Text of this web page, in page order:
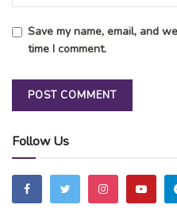
Save my name, email, and
time I comment.
Follow Us